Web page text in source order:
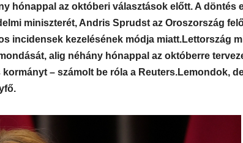
hónappal az októberi választások előtt. A döntés
miniszterét, Andris Sprudst az Oroszország
incidensek kezelésének módja miatt.Lettország
alig néhány hónappal az októberre
– számolt be róla a Reuters.Lemondok,